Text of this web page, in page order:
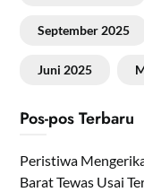
September 2025
Juni 2025
Pos-pos Terbaru
Peristiwa
Barat Tewas Usai